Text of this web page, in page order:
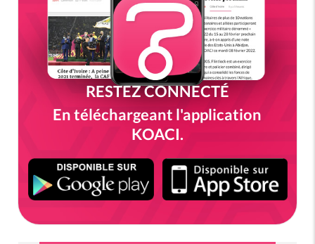
RESTEZ CONNECTÉ
En téléchargeant l'application
KOACI.